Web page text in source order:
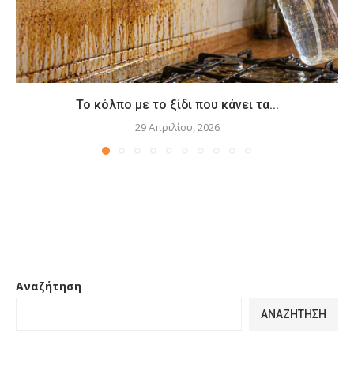
Το κόλπο με το ξίδι που κάνει τα...
29 Απριλίου, 2026
Αναζήτηση
ΑΝΑΖΉΤΗΣΗ